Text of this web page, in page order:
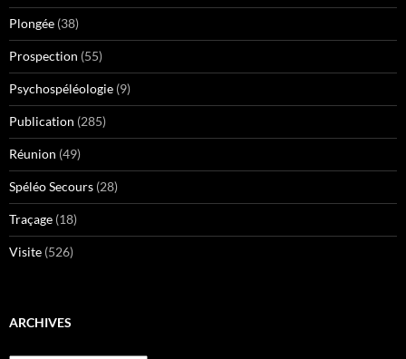
Plongée (38)
Prospection (55)
Psychospéléologie (9)
Publication (285)
Réunion (49)
Spéléo Secours (28)
Traçage (18)
Visite (526)
ARCHIVES